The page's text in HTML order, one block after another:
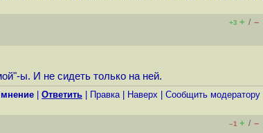
+3 + / –
ы. И не сидеть только на ней.
мнение Ответить Правка| Наверх Cообщить модератору
–1 + / –